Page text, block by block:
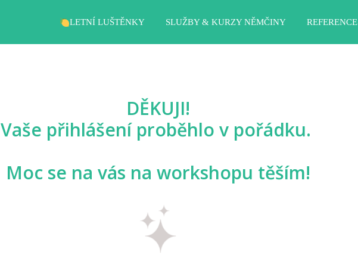
LETNÍ LUŠTĚNKY SLUŽBY & KURZY NĚMČINY REFERENCE
DĚKUJI!
Vaše přihlášení proběhlo v pořádku.
Moc se na vás na workshopu těším!